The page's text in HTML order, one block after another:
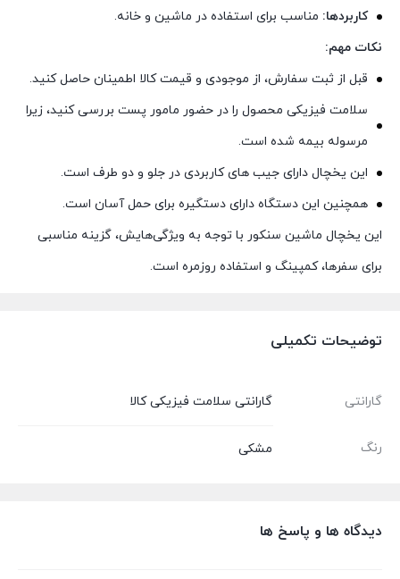
کاربردها: مناسب برای استفاده در ماشین و خانه.
نکات مهم:
قبل از ثبت سفارش، از موجودی و قیمت کالا اطمینان حاصل کنید.
سلامت فیزیکی محصول را در حضور مامور پست بررسی کنید، زیرا
مرسوله بیمه شده است.
این یخچال دارای جیب های کاربردی در جلو و دو طرف است.
همچنین این دستگاه دارای دستگیره برای حمل آسان است.
این یخچال ماشین سنکور با توجه به ویژگی‌هایش، گزینه مناسبی
برای سفرها، کمپینگ و استفاده روزمره است.
توضیحات تکمیلی
گارانتی گارانتی سلامت فیزیکی کالا
رنگ مشکی
دیدگاه ها و پاسخ ها